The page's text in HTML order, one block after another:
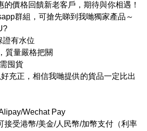
的價格回饋新老客戶，期待與你相遇！
群組，可搶先睇到我哋獨家產品～
證有水位
質量嚴格把關
囤貨
充正，相信我哋提供的貨品一定比出
Wechat Pay
接受港幣/美金/人民幣/加幣支付（利率